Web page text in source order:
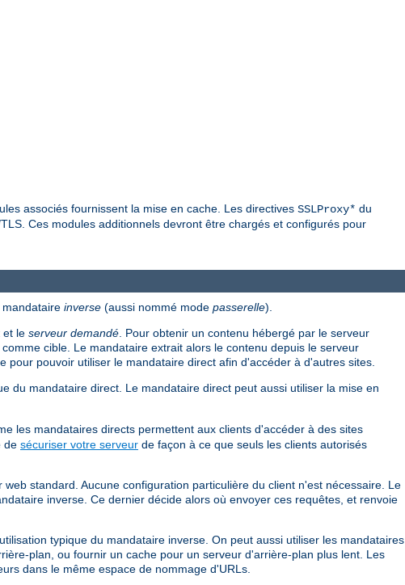
associés fournissent la mise en cache. Les directives SSLProxy* du
Ces modules additionnels devront être chargés et configurés pour
inverse (aussi nommé mode passerelle).
et le serveur demandé. Pour obtenir un contenu hébergé par le serveur
cible. Le mandataire extrait alors le contenu depuis le serveur
pouvoir utiliser le mandataire direct afin d'accéder à d'autres sites.
du mandataire direct. Le mandataire direct peut aussi utiliser la mise en
les mandataires directs permettent aux clients d'accéder à des sites
de sécuriser votre serveur de façon à ce que seuls les clients autorisés
standard. Aucune configuration particulière du client n'est nécessaire. Le
inverse. Ce dernier décide alors où envoyer ces requêtes, et renvoie
typique du mandataire inverse. On peut aussi utiliser les mandataires
plan, ou fournir un cache pour un serveur d'arrière-plan plus lent. Les
dans le même espace de nommage d'URLs.